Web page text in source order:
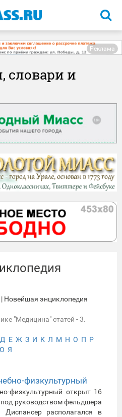
Реклама
словари и
| Новейшая энциклопедия
"Медицина" статей - 3.
Д Е Ж З И К Л М Н О П Р
Я
физкультурный
физкультурный открыт 16
руководством фельдшера
располагался в